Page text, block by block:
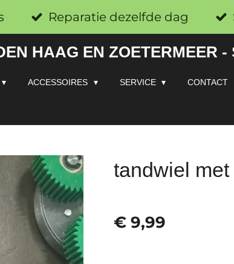
Reparatie dezelfde dag
HAAG EN ZOETERMEER
ACCESSOIRES SERVICE CONTACT
tandwiel
€ 9,99